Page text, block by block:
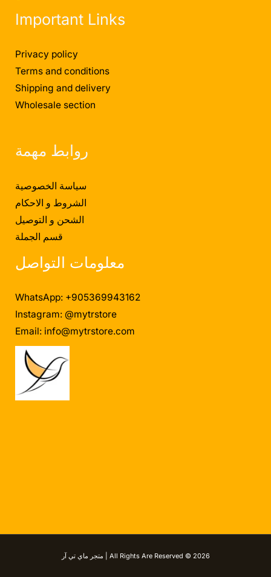
Important Links
Privacy policy
Terms and conditions
Shipping and delivery
Wholesale section
روابط مهمة
سياسة الخصوصية
الشروط و الاحكام
الشحن و التوصيل
قسم الجملة
معلومات التواصل
WhatsApp: +905369943162
Instagram: @mytrstore
Email: info@mytrstore.com
All Rights Are Reserved © 2026 | متجر ماي تي آر